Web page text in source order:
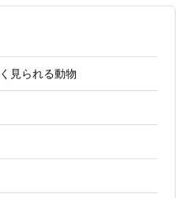
見られる動物